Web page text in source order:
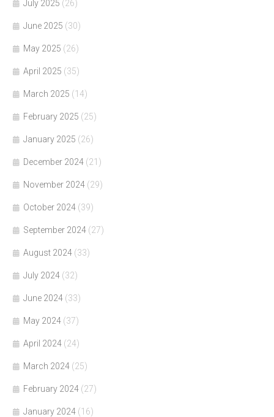
July 2025 (26)
June 2025 (30)
May 2025 (26)
April 2025 (35)
March 2025 (14)
February 2025 (25)
January 2025 (26)
December 2024 (21)
November 2024 (29)
October 2024 (39)
September 2024 (27)
August 2024 (33)
July 2024 (32)
June 2024 (33)
May 2024 (37)
April 2024 (24)
March 2024 (25)
February 2024 (27)
January 2024 (16)